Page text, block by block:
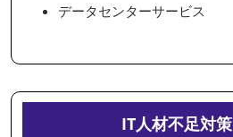
データセンターサービス
IT人材不足対